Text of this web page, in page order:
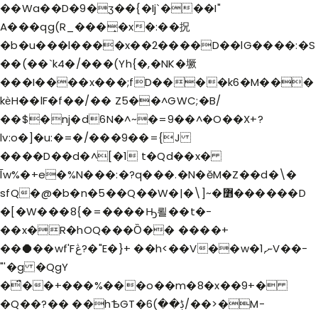
��Wa��D�9�ӡ��{�Ij`���I"
A���qg(R_���̝�x�:��拀
�b�u���l����x��2����D��lG����:�S
��(��`k4�/���(Yh{�,�NK�㙭
���I����x���;fD����k6�M���
kѐH��lF�f��/�� Z5��^GWC;�B/
��$�nj�d6N�^~�=9��^�O��X+?
lv:o�]�u:�=�/���9��={J
����D��d�^[�1 t�Qd��x�
̅lw%�+e�%N���:�?q���.�N�ĕM�Z��d�\�
sfQ�@�b�n�5��Q��W�|�\]~�߻������D
�[�W���8{�=����Ԣ뢸 ��t�-
��x�R�hOQ���Ȍ�� ����+
��⯃��wf'Fڠ?�"E�}+ ��h<��V��w�ނ,1V��-
"'�g �QgY
�̈́��+���%���o��m�8�x��9+�
�Q��?�� ��hѢGT�ڋ��)6/��>�M-